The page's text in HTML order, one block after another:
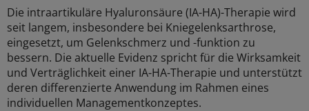
Die intraartikuläre Hyaluronsäure (IA-HA)-Therapie wird
seit langem, insbesondere bei Kniegelenksarthrose,
eingesetzt, um Gelenkschmerz und -funktion zu
bessern. Die aktuelle Evidenz spricht für die Wirksamkeit
und Verträglichkeit einer IA-HA-Therapie und unterstützt
deren differenzierte Anwendung im Rahmen eines
individuellen Managementkonzeptes.